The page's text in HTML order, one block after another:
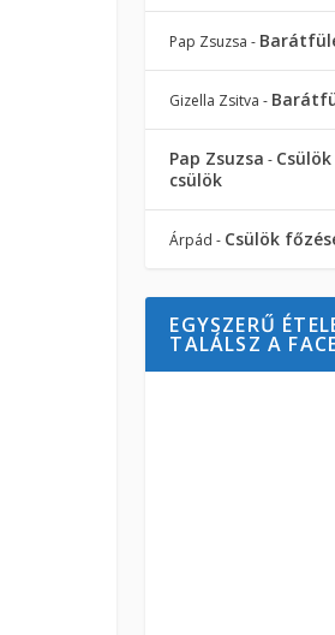
Pap Zsuzsa -
Gizella Zsitva -
Pap Zsuzsa -
csülök
Árpád - Csülök
EGYSZERŰ
TALÁLSZ A